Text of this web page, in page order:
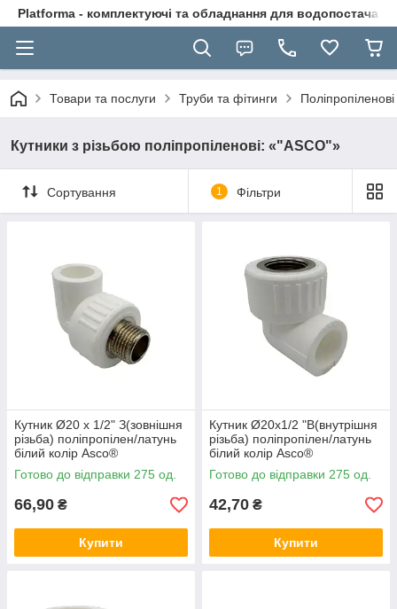
Platforma - комплектуючі та обладнання для
Товари та послуги Труби та фітинги
Кутники з різьбою поліпропіленові: «"ASCO"»
Сортування 1 Фільтри
Кутник Ø20 x 1/2" З(зовнішня
різьба) поліпропілен/латунь
білий колір Asco®
Готово до відправки 275 од.
66,90 ₴
Купити
Кутник Ø20x1/2 "В(внутрішня
різьба) поліпропілен/латунь
білий колір Asco®
Готово до відправки 275 од.
42,70 ₴
Купити